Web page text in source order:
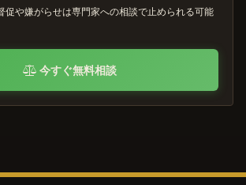
促や嫌がらせは専門家への相談で止められる可能
今すぐ無料相談